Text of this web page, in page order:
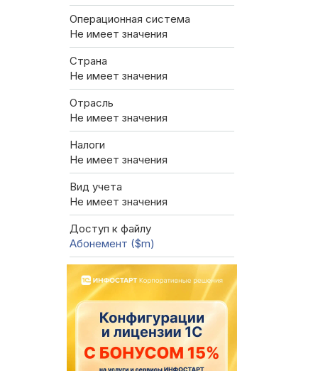
Операционная система
Не имеет значения
Страна
Не имеет значения
Отрасль
Не имеет значения
Налоги
Не имеет значения
Вид учета
Не имеет значения
Доступ к файлу
Абонемент ($m)